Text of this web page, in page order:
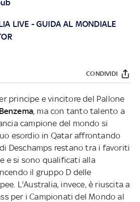
LIVE -GUIDA AL MONDIALE
CONDIVIDI
principe e vincitore del Pallone
Benzema, ma con tanto talento a
campione del mondo si
esordio in Qatar affrontando
di Deschamps restano tra i favoriti
e si sono qualificati alla
il gruppo D delle
L'Australia, invece, è riuscita a
per i Campionati del Mondo al